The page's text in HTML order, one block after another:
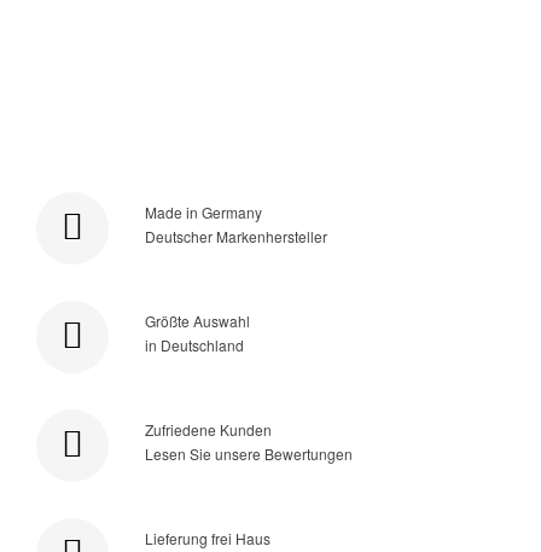
Made in Germany
Deutscher Markenhersteller
Größte Auswahl
in Deutschland
Zufriedene Kunden
Lesen Sie unsere Bewertungen
Lieferung frei Haus